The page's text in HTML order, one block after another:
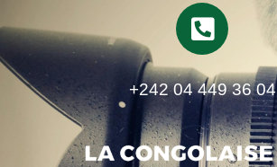
+242 04 449 36 04